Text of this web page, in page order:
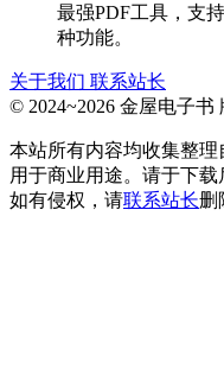
最强PDF工具，支
种功能。
关于我们 联系站长
© 2024~2026 金屋电子
本站所有内容均收集整
用于商业用途。请于下载
如有侵权，请联系站长删